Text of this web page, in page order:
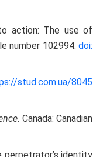
to action: The use of
number 102994.doi:
stud.com.ua/8045
. Canada: Canadian
perpetrator’s identity